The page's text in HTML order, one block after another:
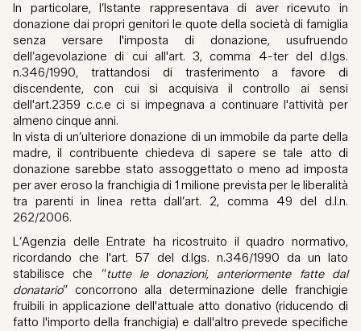
In particolare, l’Istante rappresentava di aver ricevuto in
donazione dai propri genitori le quote della società di famiglia
senza versare l'imposta di donazione, usufruendo
dell’agevolazione di cui all'art. 3, comma 4-ter del d.lgs.
n.346/1990, trattandosi di trasferimento a favore di
discendente, con cui si acquisiva il controllo ai sensi
dell'art.2359 c.c.e ci si impegnava a continuare l'attività per
almeno cinque anni.
In vista di un’ulteriore donazione di un immobile da parte della
madre, il contribuente chiedeva di sapere se tale atto di
donazione sarebbe stato assoggettato o meno ad imposta
per aver eroso la franchigia di 1 milione prevista per le liberalità
tra parenti in linea retta dall’art. 2, comma 49 del d.l.n.
262/2006.
L’Agenzia delle Entrate ha ricostruito il quadro normativo,
ricordando che l'art. 57 del d.lgs. n.346/1990 da un lato
stabilisce che “tutte le donazioni, anteriormente fatte dal
donatario” concorrono alla determinazione delle franchigie
fruibili in applicazione dell'attuale atto donativo (riducendo di
fatto l'importo della franchigia) e dall'altro prevede specifiche